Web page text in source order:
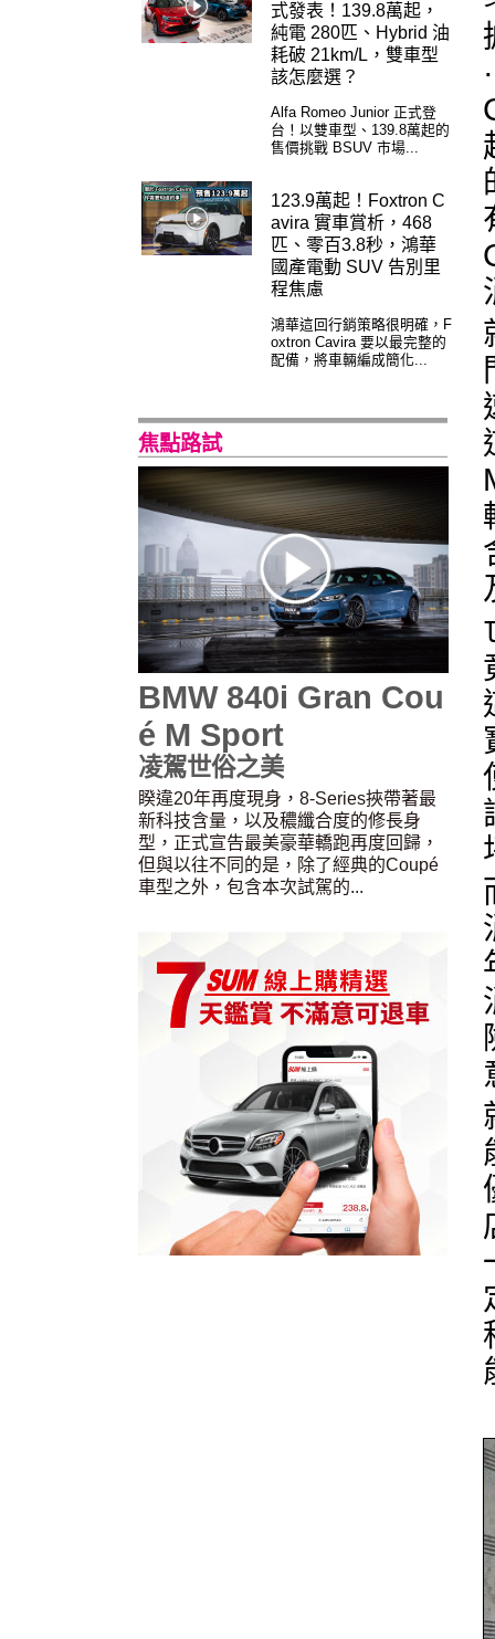
式發表！139.8萬起，
純電 280匹、Hybrid 油
耗破 21km/L，雙車型
該怎麼選？
Alfa Romeo Junior 正式登
台！以雙車型、139.8萬起的
售價挑戰 BSUV 市場...
123.9萬起！Foxtron C
avira 實車賞析，468
匹、零百3.8秒，鴻華
國產電動 SUV 告別里
程焦慮
鴻華這回行銷策略很明確，F
oxtron Cavira 要以最完整的
配備，將車輛編成簡化...
焦點路試
BMW 840i Gran Cou
é M Sport
凌駕世俗之美
睽違20年再度現身，8-Series挾帶著最
新科技含量，以及穠纖合度的修長身
型，正式宣告最美豪華轎跑再度回歸，
但與以往不同的是，除了經典的Coupé
車型之外，包含本次試駕的...